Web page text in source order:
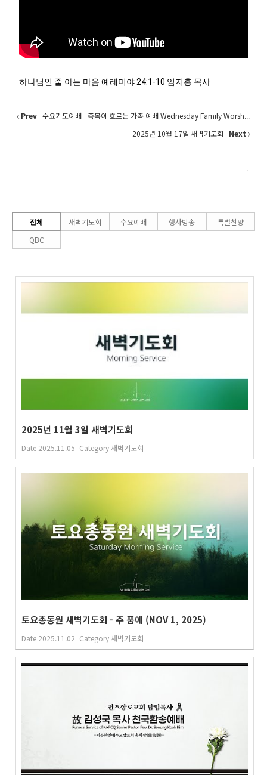
하나님인 줄 아는 마음 예레미야 24:1-10 임지홍 목사
Prev 수요기도예배 - 축복이 흐르는 가족 예배 Wednesday Family Worsh...
2025년 10월 17일 새벽기도회
Next
전체 새벽기도회 수요예배 행사방송
특별찬양
QBC
2025년 11월 3일 새벽기도회
Date 2025.11.05 Category새벽기도회
토요총동원 새벽기도회 - 주 품에 (NOV 1, 2025)
Date 2025.11.02 Category새벽기도회